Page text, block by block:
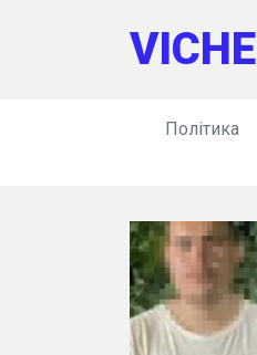
VICHE
Політика